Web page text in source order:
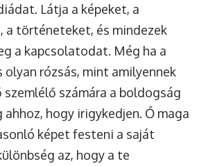
Látja a képeket, a
a történeteket, és mindezek
a kapcsolatodat. Még ha a
olyan rózsás, mint amilyennek
szemlélő számára a boldogság
hogy irigykedjen. Ő maga
képet festeni a saját
az, hogy a te